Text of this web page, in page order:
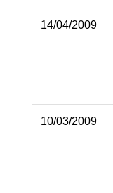
14/04/2009
10/03/2009